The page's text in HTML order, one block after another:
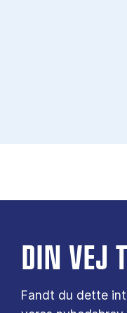
DIN VEJ
Fandt du dette